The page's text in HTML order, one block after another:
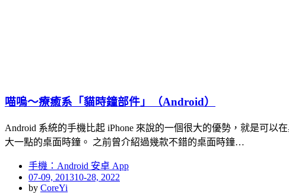
喵嗚～療癒系「貓時鐘部件」（Android）
Android 系統的手機比起 iPhone 來說的一個很大的優勢，就是可
大一點的桌面時鐘。 之前曾介紹過幾款不錯的桌面時鐘…
手機：Android 安卓 App
Posted
on
07-09, 201310-28, 2022
by CoreYi